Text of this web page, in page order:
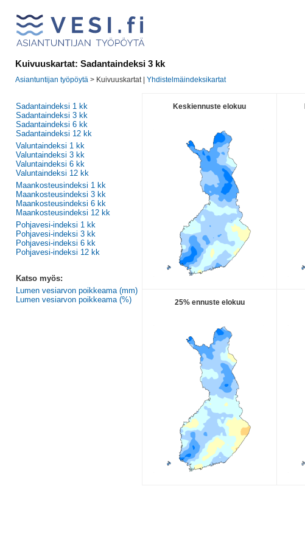
Kuivuuskartat: Sadantaindeksi 3 kk
Asiantuntijan työpöytä > Kuivuuskartat | Yhdistelmäindeksikartat
Sadantaindeksi 1 kk
Sadantaindeksi 3 kk
Sadantaindeksi 6 kk
Sadantaindeksi 12 kk
Valuntaindeksi 1 kk
Valuntaindeksi 3 kk
Valuntaindeksi 6 kk
Valuntaindeksi 12 kk
Maankosteusindeksi 1 kk
Maankosteusindeksi 3 kk
Maankosteusindeksi 6 kk
Maankosteusindeksi 12 kk
Pohjavesi-indeksi 1 kk
Pohjavesi-indeksi 3 kk
Pohjavesi-indeksi 6 kk
Pohjavesi-indeksi 12 kk
Katso myös:
Lumen vesiarvon poikkeama (mm)
Lumen vesiarvon poikkeama (%)
Keskiennuste elokuu
25% ennuste elokuu